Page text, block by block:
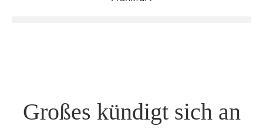
Großes kündigt sich an